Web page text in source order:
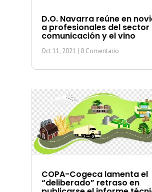
D.O. Navarra reúne en
a profesionales del sector
comunicación y el vino
Oct 11, 2021 | 0 Comentario
COPA-Cogeca lamenta el
“deliberado” retraso en